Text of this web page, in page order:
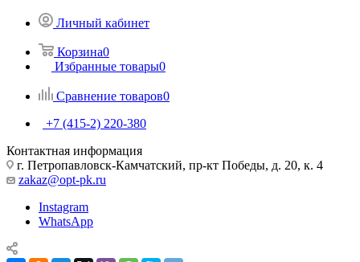
Личный кабинет
Корзина0
Избранные товары0
Сравнение товаров0
+7 (415-2) 220-380
Контактная информация
г. Петропавловск-Камчатский, пр-кт Победы, д. 20, к. 4
zakaz@opt-pk.ru
Instagram
WhatsApp